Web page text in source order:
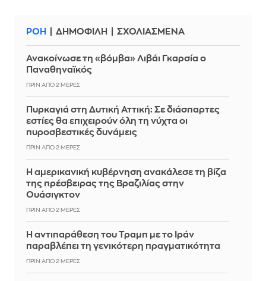
ΡΟΗ ΔΗΜΟΦΙΛΗ ΣΧΟΛΙΑΣΜΕΝΑ
Ανακοίνωσε τη «βόμβα» Λιβάι Γκαρσία ο
Παναθηναϊκός
ΠΡΙΝ ΑΠΌ 2 ΜΈΡΕΣ
Πυρκαγιά στη Δυτική Αττική: Σε διάσπαρτες
εστίες θα επιχειρούν όλη τη νύχτα οι
πυροσβεστικές δυνάμεις
ΠΡΙΝ ΑΠΌ 2 ΜΈΡΕΣ
Η αμερικανική κυβέρνηση ανακάλεσε τη βίζα
της πρέσβειρας της Βραζιλίας στην
Ουάσιγκτον
ΠΡΙΝ ΑΠΌ 2 ΜΈΡΕΣ
Η αντιπαράθεση του Τραμπ με το Ιράν
παραβλέπει τη γενικότερη πραγματικότητα
ΠΡΙΝ ΑΠΌ 2 ΜΈΡΕΣ